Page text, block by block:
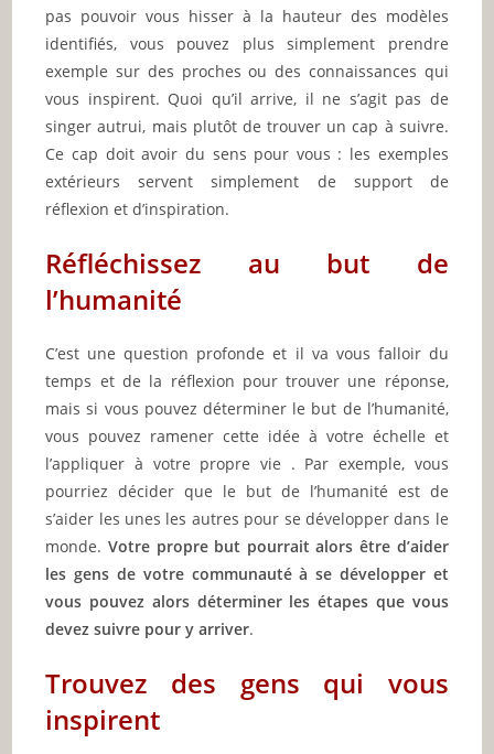
pas pouvoir vous hisser à la hauteur des modèles
identifiés, vous pouvez plus simplement prendre
exemple sur des proches ou des connaissances qui
vous inspirent. Quoi qu’il arrive, il ne s’agit pas de
singer autrui, mais plutôt de trouver un cap à suivre.
Ce cap doit avoir du sens pour vous : les exemples
extérieurs servent simplement de support de
réflexion et d’inspiration.
Réfléchissez au but de
l’humanité
C’est une question profonde et il va vous falloir du
temps et de la réflexion pour trouver une réponse,
mais si vous pouvez déterminer le but de l’humanité,
vous pouvez ramener cette idée à votre échelle et
l’appliquer à votre propre vie . Par exemple, vous
pourriez décider que le but de l’humanité est de
s’aider les unes les autres pour se développer dans le
monde. Votre propre but pourrait alors être d’aider
les gens de votre communauté à se développer et
vous pouvez alors déterminer les étapes que vous
devez suivre pour y arriver.
Trouvez des gens qui vous
inspirent